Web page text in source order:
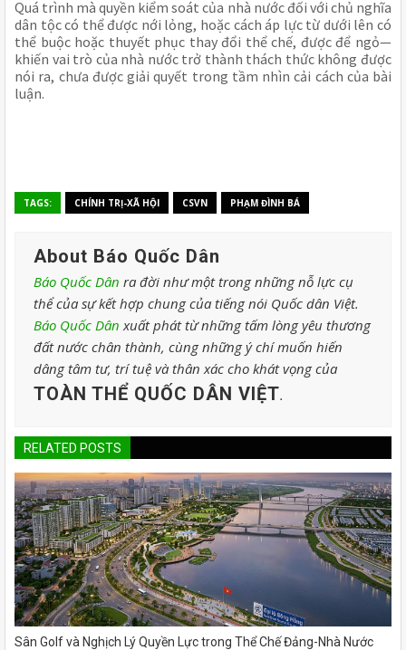
Quá trình mà quyền kiểm soát của nhà nước đối với chủ nghĩa
dân tộc có thể được nới lỏng, hoặc cách áp lực từ dưới lên có
thể buộc hoặc thuyết phục thay đổi thể chế, được để ngỏ—
khiến vai trò của nhà nước trở thành thách thức không được
nói ra, chưa được giải quyết trong tầm nhìn cải cách của bài
luận.
TAGS: CHÍNH TRỊ-XÃ HỘI CSVN PHẠM ĐÌNH BÁ
About Báo Quốc Dân
Báo Quốc Dân ra đời như một trong những nỗ lực cụ
thể của sự kết hợp chung của tiếng nói Quốc dân Việt.
Báo Quốc Dân xuất phát từ những tấm lòng yêu thương
đất nước chân thành, cùng những ý chí muốn hiến
dâng tâm tư, trí tuệ và thân xác cho khát vọng của
TOÀN THỂ QUỐC DÂN VIỆT.
RELATED POSTS
Sân Golf và Nghịch Lý Quyền Lực trong Thể Chế Đảng-Nhà Nước